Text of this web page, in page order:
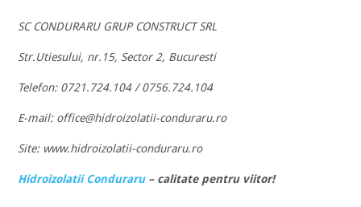
SC CONDURARU GRUP CONSTRUCT SRL
Str.Utiesului, nr.15, Sector 2, Bucuresti
Telefon: 0721.724.104 / 0756.724.104
E-mail: office@hidroizolatii-conduraru.ro
Site: www.hidroizolatii-conduraru.ro
Hidroizolatii Conduraru– calitate pentru viitor!